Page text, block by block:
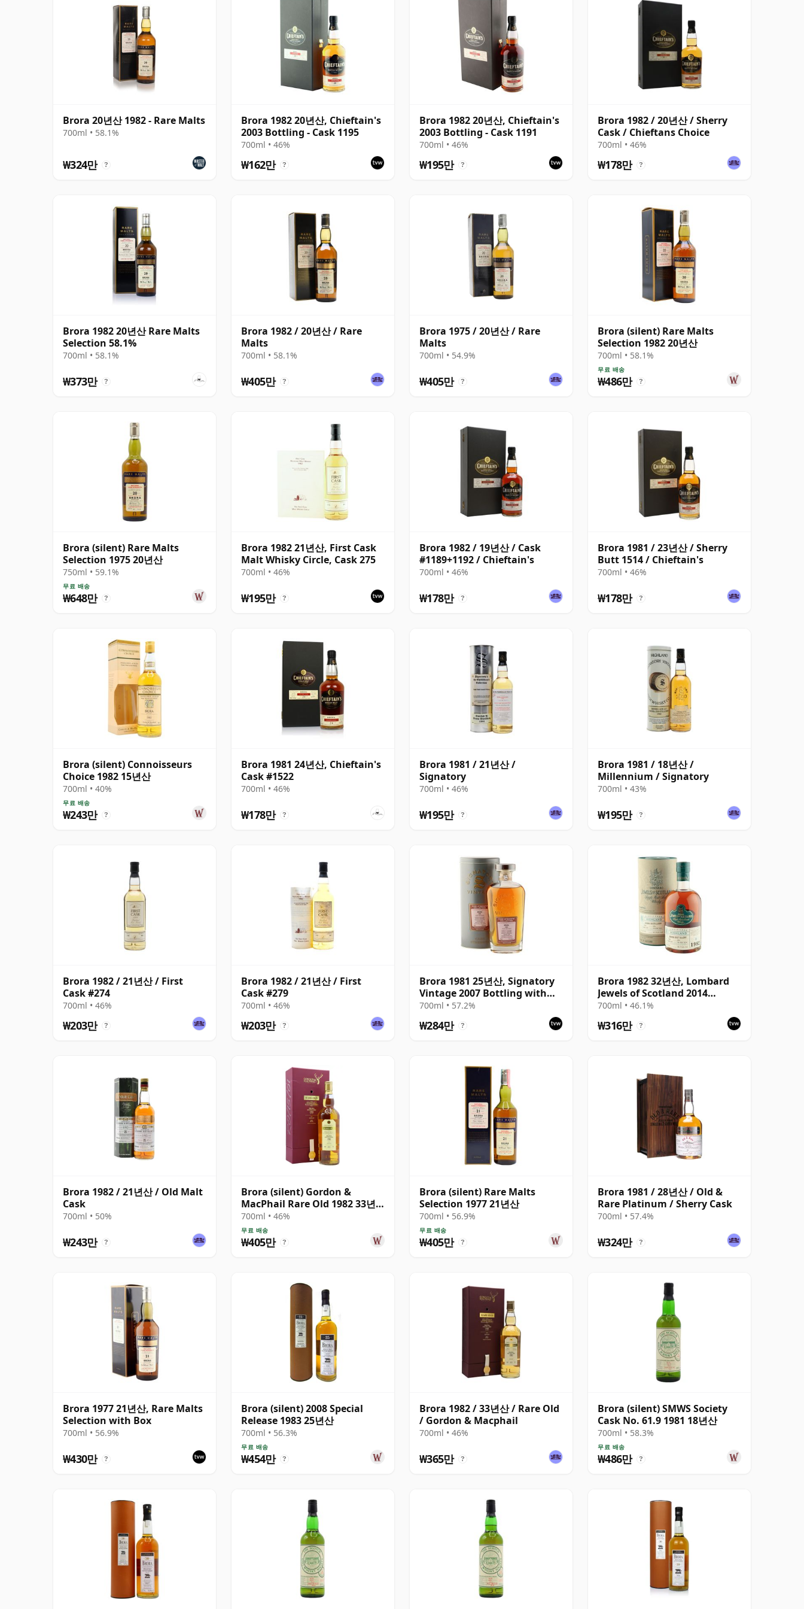
Brora 20년산 1982 - Rare Malts
700ml • 58.1%
₩324만 ?
Brora 1982 20년산, Chieftain's
2003 Bottling - Cask 1195
700ml • 46%
₩162만 ?
Brora 1982 20년산, Chieftain's
2003 Bottling - Cask 1191
700ml • 46%
₩195만 ?
Brora 1982 / 20년산 / Sherry
Cask / Chieftans Choice
700ml • 46%
₩178만 ?
Brora 1982 20년산 Rare Malts
Selection 58.1%
700ml • 58.1%
₩373만 ?
Brora 1982 / 20년산 / Rare
Malts
700ml • 58.1%
₩405만 ?
Brora 1975 / 20년산 / Rare
Malts
700ml • 54.9%
₩405만 ?
Brora (silent) Rare Malts
Selection 1982 20년산
700ml • 58.1%
무료 배송
₩486만 ?
Brora (silent) Rare Malts
Selection 1975 20년산
750ml • 59.1%
무료 배송
₩648만 ?
Brora 1982 21년산, First Cask
Malt Whisky Circle, Cask 275
700ml • 46%
₩195만 ?
Brora 1982 / 19년산 / Cask
#1189+1192 / Chieftain's
700ml • 46%
₩178만 ?
Brora 1981 / 23년산 / Sherry
Butt 1514 / Chieftain's
700ml • 46%
₩178만 ?
Brora (silent) Connoisseurs
Choice 1982 15년산
700ml • 40%
무료 배송
₩243만 ?
Brora 1981 24년산, Chieftain's
Cask #1522
700ml • 46%
₩178만 ?
Brora 1981 / 21년산 /
Signatory
700ml • 46%
₩195만 ?
Brora 1981 / 18년산 /
Millennium / Signatory
700ml • 43%
₩195만 ?
Brora 1982 / 21년산 / First
Cask #274
700ml • 46%
₩203만 ?
Brora 1982 / 21년산 / First
Cask #279
700ml • 46%
₩203만 ?
Brora 1981 25년산, Signatory
Vintage 2007 Bottling with
Presentation Tin - Cask 1518
700ml • 57.2%
₩284만 ?
Brora 1982 32년산, Lombard
Jewels of Scotland 2014
Bottling with Tube
700ml • 46.1%
₩316만 ?
Brora 1982 / 21년산 / Old Malt
Cask
700ml • 50%
₩243만 ?
Brora (silent) Gordon &
MacPhail Rare Old 1982 33년
산
700ml • 46%
무료 배송
₩405만 ?
Brora (silent) Rare Malts
Selection 1977 21년산
700ml • 56.9%
무료 배송
₩405만 ?
Brora 1981 / 28년산 / Old &
Rare Platinum / Sherry Cask
700ml • 57.4%
₩324만 ?
Brora 1977 21년산, Rare Malts
Selection with Box
700ml • 56.9%
₩430만 ?
Brora (silent) 2008 Special
Release 1983 25년산
700ml • 56.3%
무료 배송
₩454만 ?
Brora 1982 / 33년산 / Rare Old
/ Gordon & Macphail
700ml • 46%
₩365만 ?
Brora (silent) SMWS Society
Cask No. 61.9 1981 18년산
700ml • 58.3%
무료 배송
₩486만 ?